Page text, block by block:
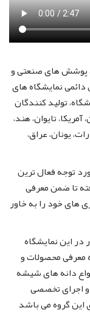
پوشش های صنعتی و
18 لغایت 21 آذر ماه 98 در محل دائمی نمایشگاه های
تولید کنندگان
تایوان، هند،
یونان، عراق،
مورد توجه فعال ترین
تا ضمن معرفی
های خود را به خاور
این نمایشگاه
معرفی محصولات و
دانه های شیشه
و اجرای تخصصی